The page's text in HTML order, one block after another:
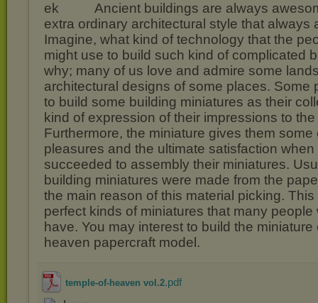
Ancient buildings are always
extra ordinary architectural style that always
Imagine, what kind of technology that the
might use to build such kind of complicated
why; many of us love and admire some
architectural designs of some places. Some
to build some building miniatures as their
kind of expression of their impressions to
Furthermore, the miniature gives them some
pleasures and the ultimate satisfaction
succeeded to assembly their miniatures.
building miniatures were made from the
the main reason of this material picking.
perfect kinds of miniatures that many people
have. You may interest to build the
heaven papercraft model.
temple-of-heaven vol.2.pdf